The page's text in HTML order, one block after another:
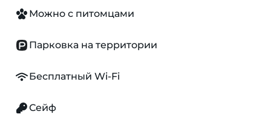
Можно с питомцами
Парковка на территории
Бесплатный Wi-Fi
Сейф